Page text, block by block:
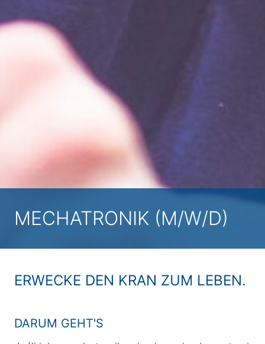
MECHATRONIK (M/W/D)
ERWECKE DEN KRAN ZUM LEBEN.
DARUM GEHT'S